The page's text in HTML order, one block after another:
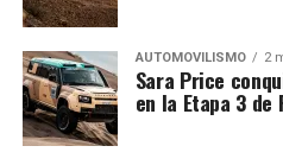
AUTOMOVILISMO 2
Sara Price
en la Etapa 3 de